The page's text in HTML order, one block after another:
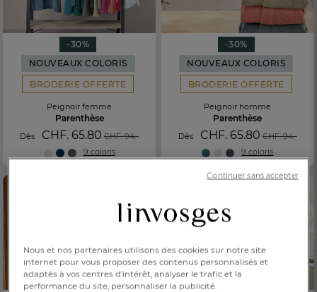
FR DE
AT
-30%
NOUVEAUX COLORIS
BRODERIE OFFERTE
Peignoir femme
Parenthèse
Dès CHF. 65.80 CHF. 94.-
9 coloris
-30%
NOUVEAUX COLORIS
BRODERIE OFFERTE
Peignoir homme
Parenthèse
Dès CHF. 65.80 CHF. 94.-
9 coloris
Nous et nos partenaires utilisons des cookies sur notre site
internet pour vous proposer des contenus personnalisés et
adaptés à vos centres d’intérêt, analyser le trafic et la
performance du site, personnaliser la publicité.
Continuer sans accepter